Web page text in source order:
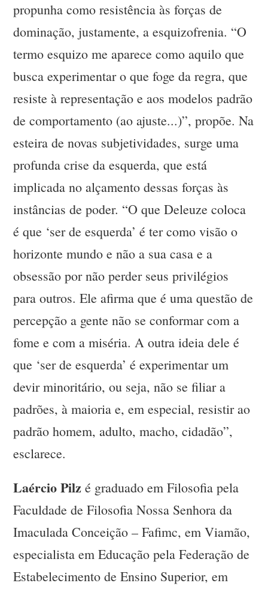
propunha como resistência às forças de
dominação, justamente, a esquizofrenia. “O
termo esquizo me aparece como aquilo que
busca experimentar o que foge da regra, que
resiste à representação e aos modelos padrão
de comportamento (ao ajuste...)”, propõe. Na
esteira de novas subjetividades, surge uma
profunda crise da esquerda, que está
implicada no alçamento dessas forças às
instâncias de poder. “O que Deleuze coloca
é que ‘ser de esquerda’ é ter como visão o
horizonte mundo e não a sua casa e a
obsessão por não perder seus privilégios
para outros. Ele afirma que é uma questão de
percepção a gente não se conformar com a
fome e com a miséria. A outra ideia dele é
que ‘ser de esquerda’ é experimentar um
devir minoritário, ou seja, não se filiar a
padrões, à maioria e, em especial, resistir ao
padrão homem, adulto, macho, cidadão”,
esclarece.
Laércio Pilz é graduado em Filosofia pela
Faculdade de Filosofia Nossa Senhora da
Imaculada Conceição – Fafimc, em Viamão,
especialista em Educação pela Federação de
Estabelecimento de Ensino Superior, em